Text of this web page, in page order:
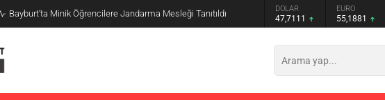
Bayburt’ta Minik Öğrencilere Jandarma Mesleği TanıtıldıGRAM ALTIN
6.660,55
DOLAR
47,7111
EURO
55,1881